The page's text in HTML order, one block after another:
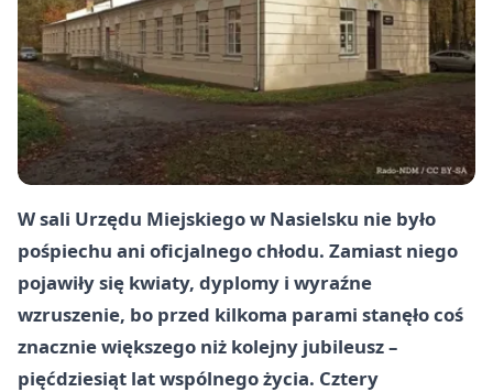
W sali Urzędu Miejskiego w Nasielsku nie było
pośpiechu ani oficjalnego chłodu. Zamiast niego
pojawiły się kwiaty, dyplomy i wyraźne
wzruszenie, bo przed kilkoma parami stanęło coś
znacznie większego niż kolejny jubileusz –
pięćdziesiąt lat wspólnego życia. Cztery